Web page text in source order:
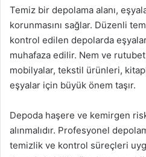
Temiz bir depolama alanı,
korunmasını sağlar. Düzenli
kontrol edilen depolarda
muhafaza edilir. Nem ve
mobilyalar, tekstil ürünleri,
eşyalar için büyük önem taşır.
Depoda haşere ve kemirgen
alınmalıdır. Profesyonel
temizlik ve kontrol süreçleri